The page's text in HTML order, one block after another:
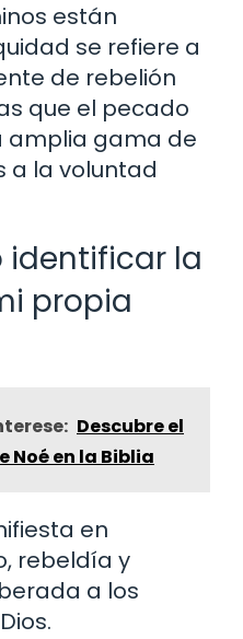
están
se refiere a
de rebelión
que el pecado
amplia gama de
a la voluntad
identificar la
propia
Descubre el
Noé en la Biblia
en
rebeldía y
a los